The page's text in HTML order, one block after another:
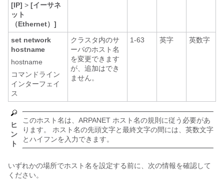
[IP] > [イーサネ
ット
（Ethernet）]
set network
hostname
hostname
コマンドライン
インターフェイ
ス
クラスタ内のサ
ーバのホスト名
を変更できます
が、追加はでき
ません。
1-63 英字 英数字
ヒ
ン
ト
このホスト名は、ARPANET ホスト名の規則に従う必要があ
ります。 ホスト名の先頭文字と最終文字の間には、英数文字
とハイフンを入力できます。
いずれかの場所でホスト名を設定する前に、次の情報を確認して
ください。